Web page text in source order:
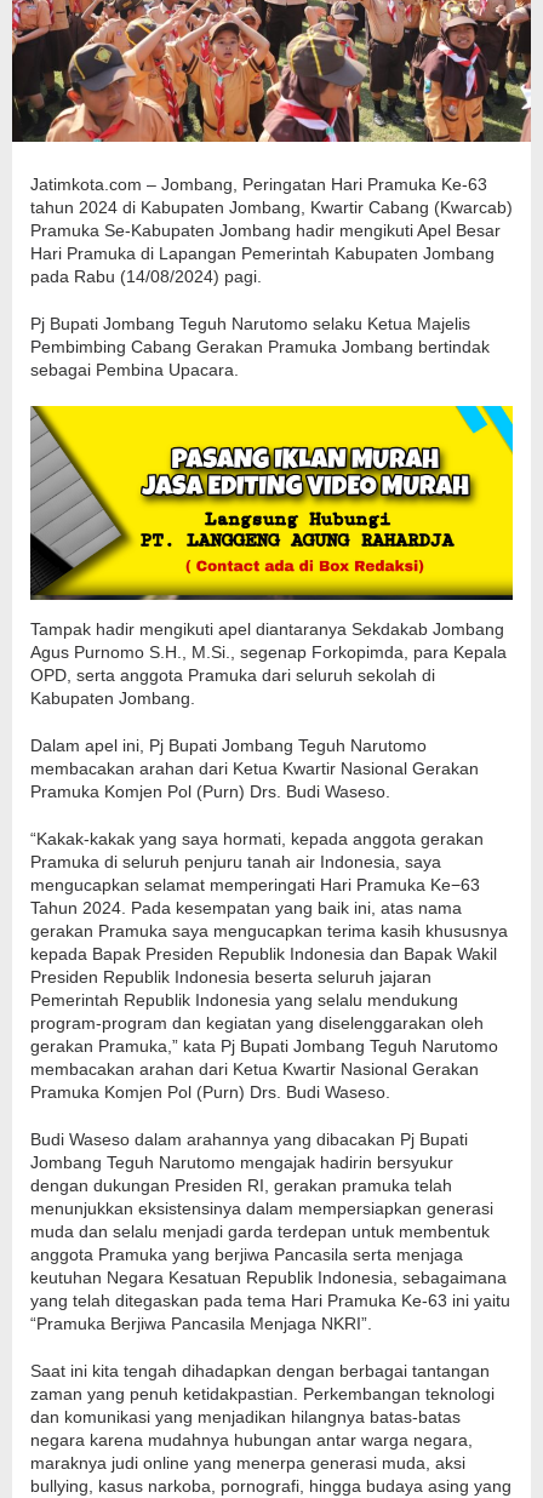
Jatimkota.com – Jombang, Peringatan Hari Pramuka Ke-63
tahun 2024 di Kabupaten Jombang, Kwartir Cabang (Kwarcab)
Pramuka Se-Kabupaten Jombang hadir mengikuti Apel Besar
Hari Pramuka di Lapangan Pemerintah Kabupaten Jombang
pada Rabu (14/08/2024) pagi.
Pj Bupati Jombang Teguh Narutomo selaku Ketua Majelis
Pembimbing Cabang Gerakan Pramuka Jombang bertindak
sebagai Pembina Upacara.
Tampak hadir mengikuti apel diantaranya Sekdakab Jombang
Agus Purnomo S.H., M.Si., segenap Forkopimda, para Kepala
OPD, serta anggota Pramuka dari seluruh sekolah di
Kabupaten Jombang.
Dalam apel ini, Pj Bupati Jombang Teguh Narutomo
membacakan arahan dari Ketua Kwartir Nasional Gerakan
Pramuka Komjen Pol (Purn) Drs. Budi Waseso.
“Kakak-kakak yang saya hormati, kepada anggota gerakan
Pramuka di seluruh penjuru tanah air Indonesia, saya
mengucapkan selamat memperingati Hari Pramuka Ke−63
Tahun 2024. Pada kesempatan yang baik ini, atas nama
gerakan Pramuka saya mengucapkan terima kasih khususnya
kepada Bapak Presiden Republik Indonesia dan Bapak Wakil
Presiden Republik Indonesia beserta seluruh jajaran
Pemerintah Republik Indonesia yang selalu mendukung
program-program dan kegiatan yang diselenggarakan oleh
gerakan Pramuka,” kata Pj Bupati Jombang Teguh Narutomo
membacakan arahan dari Ketua Kwartir Nasional Gerakan
Pramuka Komjen Pol (Purn) Drs. Budi Waseso.
Budi Waseso dalam arahannya yang dibacakan Pj Bupati
Jombang Teguh Narutomo mengajak hadirin bersyukur
dengan dukungan Presiden RI, gerakan pramuka telah
menunjukkan eksistensinya dalam mempersiapkan generasi
muda dan selalu menjadi garda terdepan untuk membentuk
anggota Pramuka yang berjiwa Pancasila serta menjaga
keutuhan Negara Kesatuan Republik Indonesia, sebagaimana
yang telah ditegaskan pada tema Hari Pramuka Ke-63 ini yaitu
“Pramuka Berjiwa Pancasila Menjaga NKRI”.
Saat ini kita tengah dihadapkan dengan berbagai tantangan
zaman yang penuh ketidakpastian. Perkembangan teknologi
dan komunikasi yang menjadikan hilangnya batas-batas
negara karena mudahnya hubungan antar warga negara,
maraknya judi online yang menerpa generasi muda, aksi
bullying, kasus narkoba, pornografi, hingga budaya asing yang